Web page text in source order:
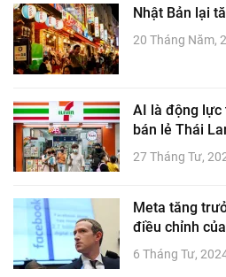
Nhật Bản lại
20 Tháng Năm,
AI là động lực
bán lẻ Thái
27 Tháng Tư,
Meta tăng
điều chỉnh
6 Tháng Tư,